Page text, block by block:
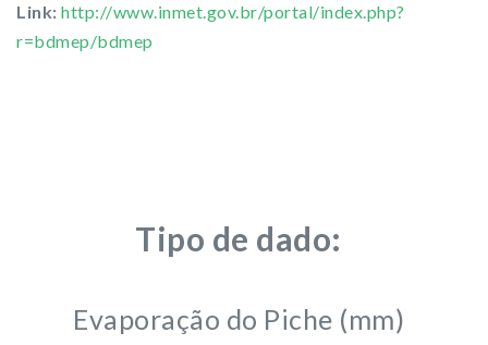
Link: http://www.inmet.gov.br/portal/index.php?
r=bdmep/bdmep
Tipo de dado:
Evaporação do Piche (mm)